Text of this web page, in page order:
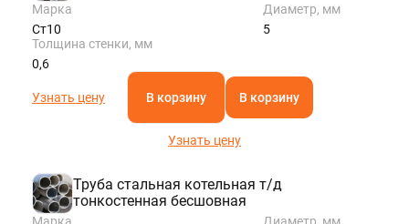
Марка
Ст10
Диаметр, мм
5
Толщина стенки, мм
0,6
Узнать цену В корзину В корзину
Узнать цену
Труба стальная котельная т/д
тонкостенная бесшовная
Марка
Диаметр, мм